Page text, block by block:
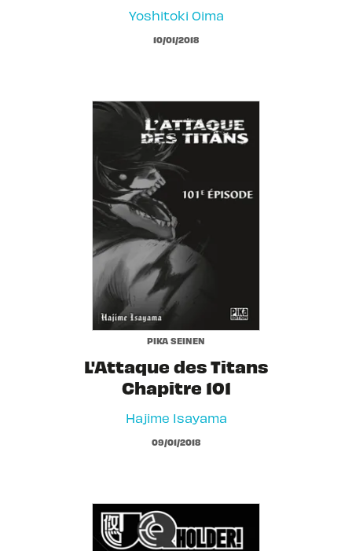
Yoshitoki Oima
10/01/2018
PIKA SEINEN
L'Attaque des Titans
Chapitre 101
Hajime Isayama
09/01/2018